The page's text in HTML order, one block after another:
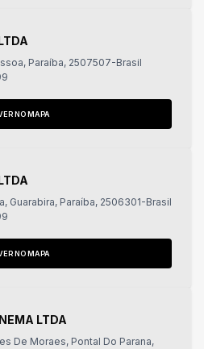
Paraíba, 2507507-Brasil
NO MAPA
Guarabira, Paraíba, 2506301-Brasil
NO MAPA
LTDA
De Moraes, Pontal Do Parana,